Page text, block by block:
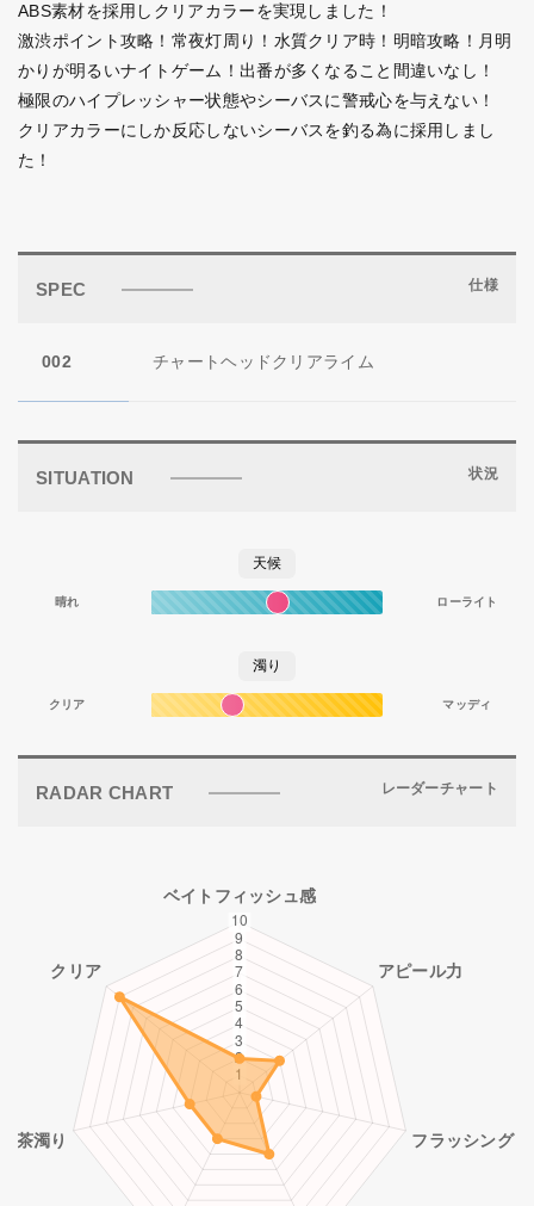
ABS素材を採用しクリアカラーを実現しました！
激渋ポイント攻略！常夜灯周り！水質クリア時！明暗攻略！月明
かりが明るいナイトゲーム！出番が多くなること間違いなし！
極限のハイプレッシャー状態やシーバスに警戒心を与えない！
クリアカラーにしか反応しないシーバスを釣る為に採用しまし
た！
SPEC 仕様
002 チャートヘッドクリアライム
SITUATION 状況
天候
晴れ ローライト
濁り
クリア マッディ
RADAR CHART レーダーチャート